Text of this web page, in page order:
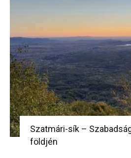
Szatmári-sík –
földjén